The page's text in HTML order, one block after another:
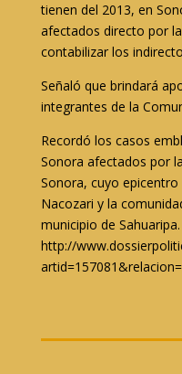
tienen del 2013, en
afectados directo por
contabilizar los
Señaló que brindará
integrantes de la
Recordó los casos
Sonora afectados por
Sonora, cuyo
Nacozari y la
municipio de Sahuaripa.
http://